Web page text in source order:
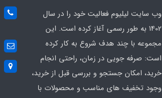
وب سایت لیلیوم فعالیت خود را در سال
1402 به طور رسمی آغاز کرده است. این
مجموعه با چند هدف شروع به کار کرده
است: صرفه جویی در زمان، راحتی انجام
خرید، امکان جستجو و بررسی قبل از خرید،
وجود تخفیف های مناسب و محصولات با